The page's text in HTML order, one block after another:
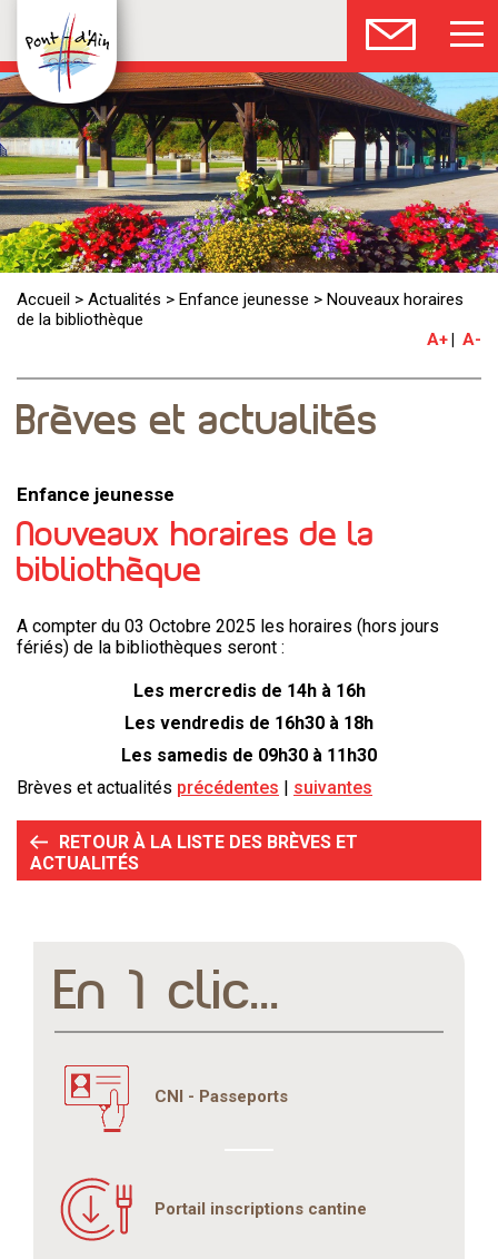
Accueil > Actualités > Enfance jeunesse > Nouveaux horaires
de la bibliothèque
A+
A-
Brèves et actualités
Enfance jeunesse
Nouveaux horaires de la
bibliothèque
A compter du 03 Octobre 2025 les horaires (hors jours
fériés) de la bibliothèques seront :
Les mercredis de 14h à 16h
Les vendredis de 16h30 à 18h
Les samedis de 09h30 à 11h30
Brèves et actualités précédentes suivantes
RETOUR À LA LISTE DES BRÈVES ET
ACTUALITÉS
En 1 clic...
CNI - Passeports
Portail inscriptions cantine